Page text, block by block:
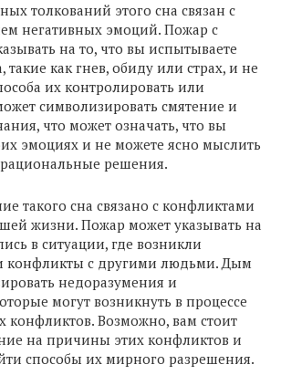
толкований этого сна связан с
негативных эмоций. Пожар с
на то, что вы испытываете
такие как гнев, обиду или страх, и не
их контролировать или
символизировать смятение и
что может означать, что вы
эмоциях и не можете ясно мыслить
решения.
такого сна связано с конфликтами
жизни. Пожар может указывать на
в ситуации, где возникли
конфликты с другими людьми. Дым
недоразумения и
могут возникнуть в процессе
конфликтов. Возможно, вам стоит
на причины этих конфликтов и
способы их мирного разрешения.